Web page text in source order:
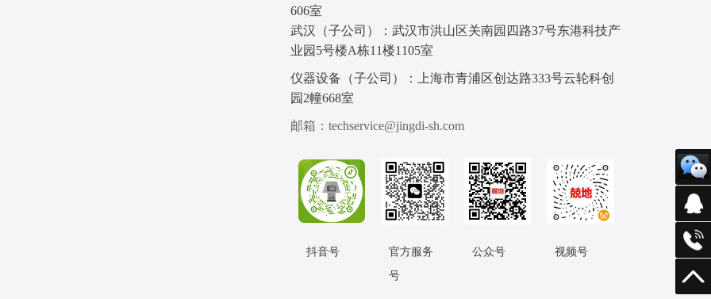
叶叶片像素的反射光谱来分别预测具有VI、GPR
和PLSR的LNC。...
606室
武汉（子公司）：武汉市洪山区关南园四路37号东港科技产
业园5号楼A栋11楼1105室
仪器设备（子公司）：上海市青浦区创达路333号云轮科创
园2幢668室
邮箱：techservice@jingdi-sh.com
抖音号
官方服务
号
公众号 视频号
在
服
返